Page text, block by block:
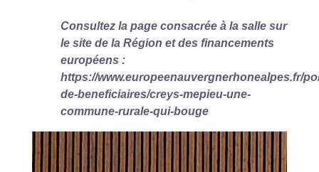
Consultez la page consacrée à la salle sur
le site de la Région et des financements
européens :
https://www.europeenauvergnerhonealpes.fr/
de-beneficiaires/creys-mepieu-une-
commune-rurale-qui-bouge